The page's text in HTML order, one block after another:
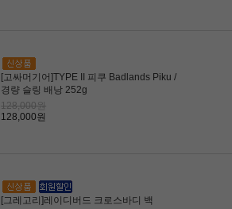
[고싸머기어]TYPE II 피쿠 Badlands Piku /
경량 슬링 배낭 252g
128,000원
128,000원
[그레고리]레이디버드 크로스바디 백